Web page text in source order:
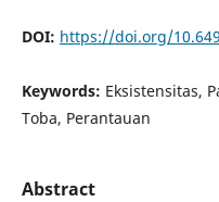
DOI: https://doi.org/
Keywords: Eksistensitas,
Toba, Perantauan
Abstract